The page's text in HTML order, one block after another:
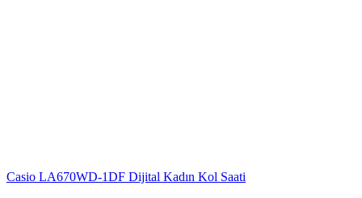
Casio LA670WD-1DF Dijital Kadın Kol Saati